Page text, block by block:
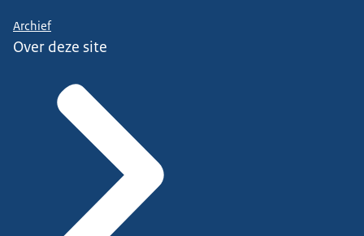
Archief
Over deze site